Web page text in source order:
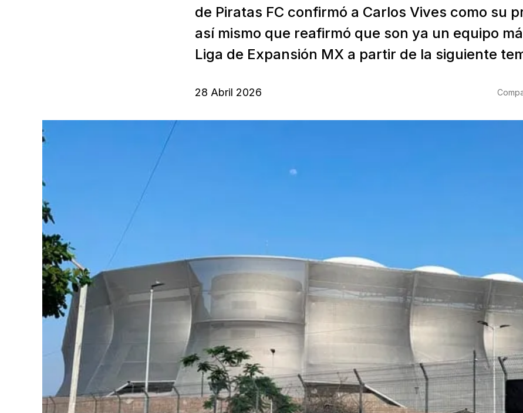
de Piratas FC confirmó a Carlos Vives como su
así mismo que reafirmó que son ya un equipo
Liga de Expansión MX a partir de la siguiente
28 Abril 2026